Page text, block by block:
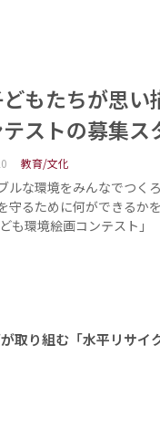
もたちが思
ストの募集ス
教育/文化
ルな環境をみんなでつく
守るために何ができるか
も環境絵画コンテスト
り組む「水平リサイク